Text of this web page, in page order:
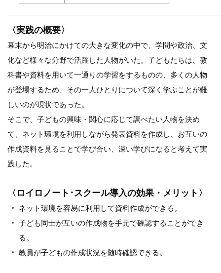
〈実践の概要〉
幕末から明治にかけての大きな変化の中で、学問や政治、文
化など様々な分野で活躍した人物がいた。子どもたちは、教
科書や資料を用いて一通りの学習をするものの、多くの人物
が登場するため、その一人ひとりについて深く学ぶことが難
しいのが現状であった。
そこで、子どもの興味・関心に応じて調べたい人物を決め
て、ネット環境を利用しながら発表資料を作成し、お互いの
作成資料を見ることで学び合い、深い学びになると考えて実
践した。
〈ロイロノート･スクール導入の効果・メリット〉
ネット環境を容易に利用して資料作成ができる。
子ども同士が互いの作成物を手元で確認することができ
る。
教員が子どもの作成状況を随時確認できる。